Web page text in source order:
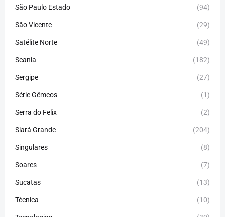
São Paulo Estado (94)
São Vicente (29)
Satélite Norte (49)
Scania (182)
Sergipe (27)
Série Gêmeos (1)
Serra do Felix (2)
Siará Grande (204)
Singulares (8)
Soares (7)
Sucatas (13)
Técnica (10)